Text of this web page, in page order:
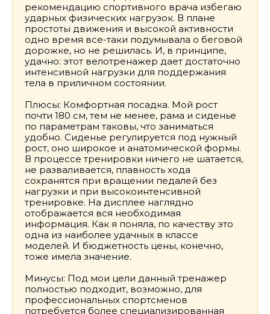
рекомендацию спортивного врача избегаю
ударных физических нагрузок. В плане
простоты движения и высокой активности
одно время все-таки подумывала о беговой
дорожке, но не решилась. И, в принципе,
удачно: этот велотренажер дает достаточно
интенсивной нагрузки для поддержания
тела в приличном состоянии.
Плюсы: Комфортная посадка. Мой рост
почти 180 см, тем не менее, рама и сиденье
по параметрам таковы, что заниматься
удобно. Сиденье регулируется под нужный
рост, оно широкое и анатомической формы.
В процессе тренировки ничего не шатается,
не разваливается, плавность хода
сохранятся при вращении педалей без
нагрузки и при высокоинтенсивной
тренировке. На дисплее наглядно
отображается вся необходимая
информация. Как я поняла, по качеству это
одна из наиболее удачных в классе
моделей. И бюджетность цены, конечно,
тоже имела значение.
Минусы: Под мои цели данный тренажер
полностью подходит, возможно, для
профессиональных спортсменов
потребуется более специализированная